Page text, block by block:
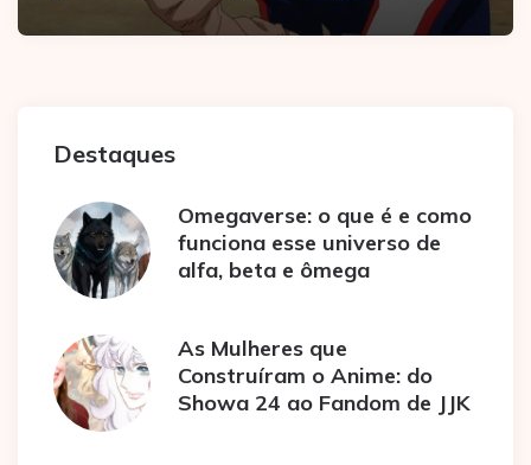
Destaques
Omegaverse: o que é e como
funciona esse universo de
alfa, beta e ômega
As Mulheres que
Construíram o Anime: do
Showa 24 ao Fandom de JJK